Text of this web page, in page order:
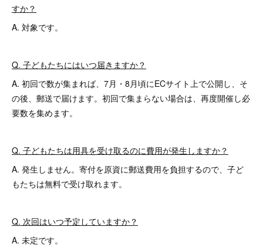
すか？
A. 対象です。
Q. 子どもたちにはいつ届きますか？
A. 初回で数が集まれば、7月・8月頃にECサイト上で公開し、そ
の後、郵送で届けます。初回で集まらない場合は、再度開催し必
要数を集めます。
Q. 子どもたちは用具を受け取るのに費用が発生しますか？
A. 発生しません。寄付を原資に郵送費用を負担するので、子ど
もたちは無料で受け取れます。
Q. 次回はいつ予定していますか？
A. 未定です。